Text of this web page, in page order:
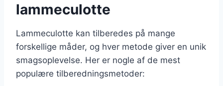
lammeculotte
Lammeculotte kan tilberedes på mange
forskellige måder, og hver metode giver en unik
smagsoplevelse. Her er nogle af de mest
populære tilberedningsmetoder: